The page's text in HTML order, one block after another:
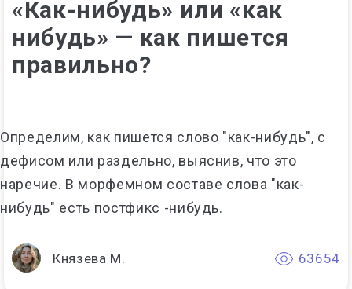
«Как-нибудь» или «как
нибудь» — как пишется
правильно?
Определим, как пишется слово "как-нибудь", с
дефисом или раздельно, выяснив, что это
наречие. В морфемном составе слова "как-
нибудь" есть постфикс -нибудь.
Князева М. 63654